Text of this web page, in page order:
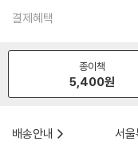
결제혜택
종이책
5,400원
배송안내
서